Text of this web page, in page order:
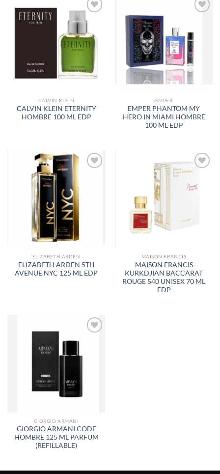
AÑADIR
LISTA
DE
CALVIN KLEIN
CALVIN KLEIN ETERNITY
HOMBRE 100 ML EDP
LISTA
DE
DESEOS
EMPER
EMPER PHANTOM MY
HERO IN MIAMI HOMBRE
100 ML EDP
AÑADIR
DESEOS
ELIZABETH ARDEN
ELIZABETH ARDEN 5TH
AVENUE NYC 125 ML EDP
A LA
MAISON FRANCIS
MAISON FRANCIS
KURKDJIAN BACCARAT
ROUGE 540 UNISEX 70 ML
EDP
AÑADIR
LISTA
GIORGIO ARMANI
GIORGIO ARMANI CODE
HOMBRE 125 ML PARFUM
(REFILLABLE)